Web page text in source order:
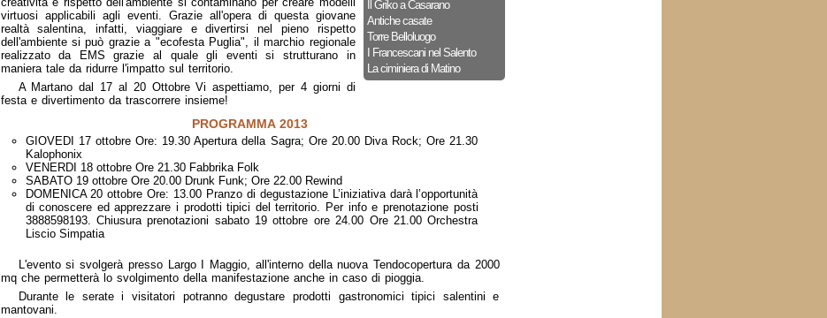
Il Griko a Casarano
Antiche casate
Torre Belloluogo
I Francescani nel Salento
La ciminiera di Matino
virtuosi applicabili agli eventi. Grazie all'opera di questa giovane
realtà salentina, infatti, viaggiare e divertirsi nel pieno rispetto
dell'ambiente si può grazie a "ecofesta Puglia", il marchio regionale
realizzato da EMS grazie al quale gli eventi si strutturano in
maniera tale da ridurre l'impatto sul territorio.
A Martano dal 17 al 20 Ottobre Vi aspettiamo, per 4 giorni di
festa e divertimento da trascorrere insieme!
PROGRAMMA 2013
GIOVEDI 17 ottobre Ore: 19.30 Apertura della Sagra; Ore 20.00 Diva Rock; Ore 21.30
Kalophonix
VENERDI 18 ottobre Ore 21.30 Fabbrika Folk
SABATO 19 ottobre Ore 20.00 Drunk Funk; Ore 22.00 Rewind
DOMENICA 20 ottobre Ore: 13.00 Pranzo di degustazione L’iniziativa darà l’opportunità
di conoscere ed apprezzare i prodotti tipici del territorio. Per info e prenotazione posti
3888598193. Chiusura prenotazioni sabato 19 ottobre ore 24.00 Ore 21.00 Orchestra
Liscio Simpatia
L'evento si svolgerà presso Largo I Maggio, all'interno della nuova Tendocopertura da 2000
mq che permetterà lo svolgimento della manifestazione anche in caso di pioggia.
Durante le serate i visitatori potranno degustare prodotti gastronomici tipici salentini e
mantovani.